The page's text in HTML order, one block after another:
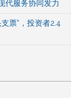
代服务协同发力
票”，投资者2.4